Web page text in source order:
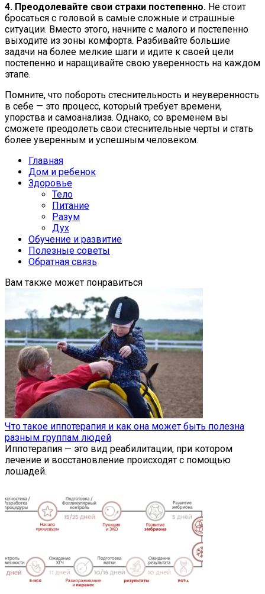
4. Преодолевайте свои страхи постепенно. Не стоит
бросаться с головой в самые сложные и страшные
ситуации. Вместо этого, начните с малого и постепенно
выходите из зоны комфорта. Разбивайте большие
задачи на более мелкие шаги и идите к своей цели
постепенно и наращивайте свою уверенность на каждом
этапе.
Помните, что побороть стеснительность и неуверенность
в себе — это процесс, который требует времени,
упорства и самоанализа. Однако, со временем вы
сможете преодолеть свои стеснительные черты и стать
более уверенным и успешным человеком.
Главная
Дом и ребенок
Здоровье
Тело
Питание
Разум
Дух
Обучение и развитие
Полезные советы
Обратная связь
Вам также может понравиться
Что такое иппотерапия и как она может быть полезна
разным группам людей
Иппотерапия — это вид реабилитации, при котором
лечение и восстановление происходят с помощью
лошадей.